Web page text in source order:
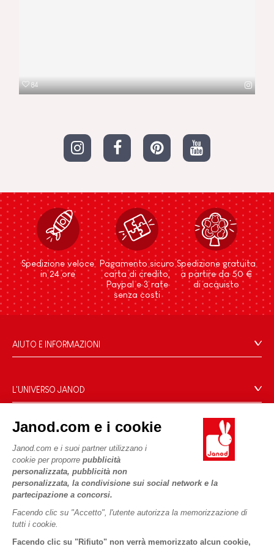
Janod.com e i cookie
Janod.com e i suoi partner utilizzano i
cookie per proporre pubblicità
personalizzata, pubblicità non
personalizzata, la condivisione sui social network e la
partecipazione a concorsi.
Facendo clic su "Accetto", l'utente autorizza la memorizzazione di
tutti i cookie.
Facendo clic su "Rifiuto" non verrà memorizzato alcun cookie,
84
Spedizione veloce
in 24 ore
Pagamento sicuro
carta di credito,
Paypal e 3 rate
senza costi
Spedizione gratuita
a partire da 50 €
di acquisto
AIUTO E INFORMAZIONI
Domande Frequenti
Contatti
Negozi
Termini delle offerte
Dati personali
Cookies
Termini delle offerte
L'UNIVERSO JANOD
Le nostre attività
Impegni di RSI
Cos'è FSC®?
I NOSTRI SERVIZI
Pagamento
Acquista ora, paga dopo
Spedizione
Video
Regole di gioco e istruzioni
PROFESSIONALE
Contatti stampa
SEGUICI